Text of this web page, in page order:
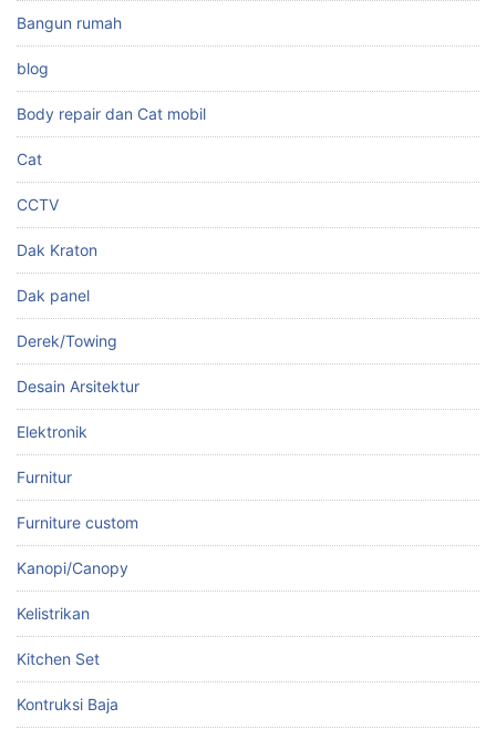
Bangun rumah
blog
Body repair dan Cat mobil
Cat
CCTV
Dak Kraton
Dak panel
Derek/Towing
Desain Arsitektur
Elektronik
Furnitur
Furniture custom
Kanopi/Canopy
Kelistrikan
Kitchen Set
Kontruksi Baja